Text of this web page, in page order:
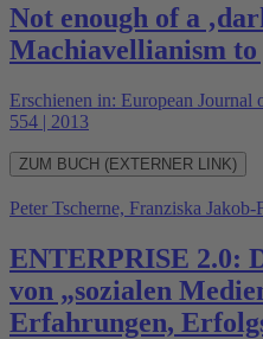
Not enough of a
Machiavellianism
Erschienen in: European
554 | 2013
ZUM BUCH (EXTERNER LINK)
Peter Tscherne, Franziska Jakob-
ENTERPRISE 2.0:
von „sozialen
Erfahrungen,